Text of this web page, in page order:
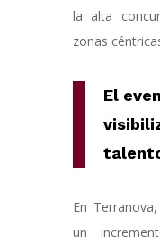
la alta
zonas
El
En
un